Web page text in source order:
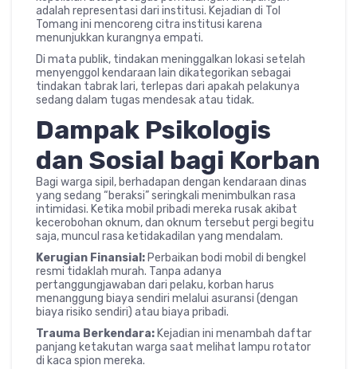
adalah representasi dari institusi. Kejadian di Tol
Tomang ini mencoreng citra institusi karena
menunjukkan kurangnya empati.
Di mata publik, tindakan meninggalkan lokasi setelah
menyenggol kendaraan lain dikategorikan sebagai
tindakan tabrak lari, terlepas dari apakah pelakunya
sedang dalam tugas mendesak atau tidak.
Dampak Psikologis
dan Sosial bagi Korban
Bagi warga sipil, berhadapan dengan kendaraan dinas
yang sedang “beraksi” seringkali menimbulkan rasa
intimidasi. Ketika mobil pribadi mereka rusak akibat
kecerobohan oknum, dan oknum tersebut pergi begitu
saja, muncul rasa ketidakadilan yang mendalam.
Kerugian Finansial: Perbaikan bodi mobil di bengkel
resmi tidaklah murah. Tanpa adanya
pertanggungjawaban dari pelaku, korban harus
menanggung biaya sendiri melalui asuransi (dengan
biaya risiko sendiri) atau biaya pribadi.
Trauma Berkendara: Kejadian ini menambah daftar
panjang ketakutan warga saat melihat lampu rotator
di kaca spion mereka.